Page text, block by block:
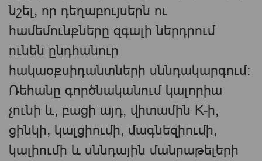
նշել, որ դեղաբույսերն ու
համեմունքները զգալի ներդրում
ունեն ընդհանուր
հակաօքսիդանտների սննդակարգում:
Ռեհանը գործնականում կալորիա
չունի և, բացի այդ, վիտամին K-ի,
ցինկի, կալցիումի, մագնեզիումի,
կալիումի և սննդային մանրաթելերի